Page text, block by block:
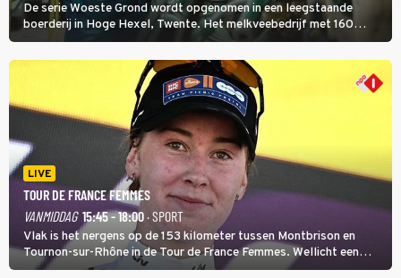
De serie Woeste Grond wordt opgenomen in een leegstaande
boerderij in Hoge Hexel, Twente. Het melkveebedrijf met 160
koeien moest sluiten, omdat het dicht bij een Natura 2000-gebied
ligt. In de serie heerst er een gevaarlijke veeziekte.
LIVE
TOUR DE FRANCE FEMMES
VANMIDDAG 15:45 - 18:00· SPORT
Vlak is het nergens op de 153 kilometer tussen Montbrison en
Tournon-sur-Rhône in de Tour de France Femmes. Wellicht een
kans voor Nienke Vinke, die vorig jaar de witte trui won.